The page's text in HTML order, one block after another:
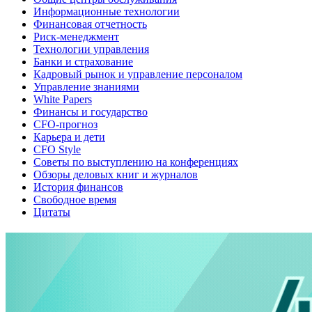
Информационные технологии
Финансовая отчетность
Риск-менеджмент
Технологии управления
Банки и страхование
Кадровый рынок и управление персоналом
Управление знаниями
White Papers
Финансы и государство
CFO-прогноз
Карьера и дети
CFO Style
Советы по выступлению на конференциях
Обзоры деловых книг и журналов
История финансов
Свободное время
Цитаты